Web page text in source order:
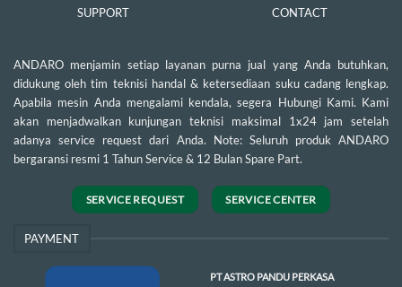
SUPPORT CONTACT
ANDARO menjamin setiap layanan purna jual yang Anda butuhkan,
didukung oleh tim teknisi handal & ketersediaan suku cadang lengkap.
Apabila mesin Anda mengalami kendala, segera Hubungi Kami. Kami
akan menjadwalkan kunjungan teknisi maksimal 1x24 jam setelah
adanya service request dari Anda. Note: Seluruh produk ANDARO
bergaransi resmi 1 Tahun Service & 12 Bulan Spare Part.
SERVICE REQUEST SERVICE CENTER
PAYMENT
PT ASTRO PANDU PERKASA